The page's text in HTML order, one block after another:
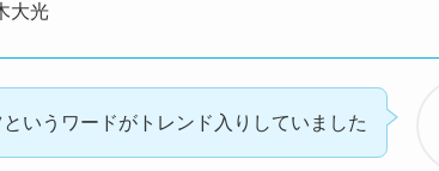
大光
いうワードがトレンド入りしていました